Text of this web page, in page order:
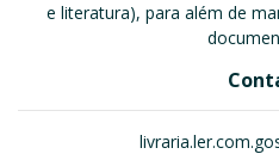
e literatura), para além de